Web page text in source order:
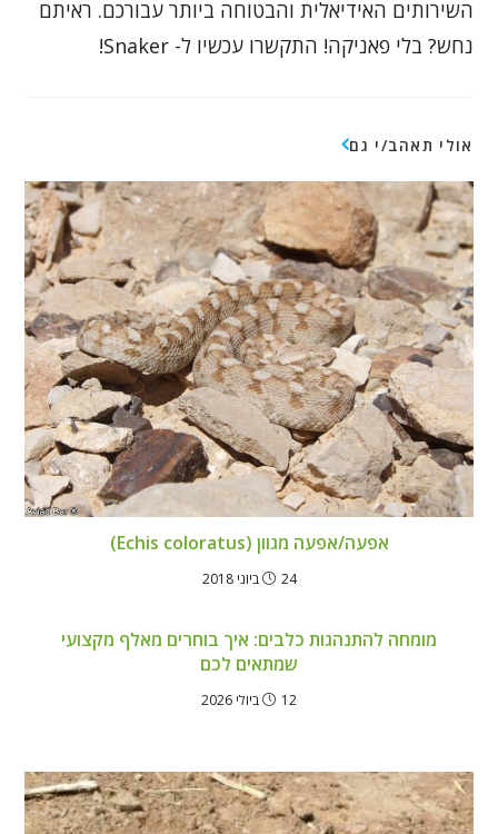
השירותים האידיאלית והבטוחה ביותר עבורכם. ראיתם
נחש? בלי פאניקה! התקשרו עכשיו ל- Snaker!
אולי תאהב/י גם
אפעה/אפעה מגוון (Echis coloratus)
24 ביוני 2018
מומחה להתנהגות כלבים: איך בוחרים מאלף מקצועי
שמתאים לכם
12 ביולי 2026